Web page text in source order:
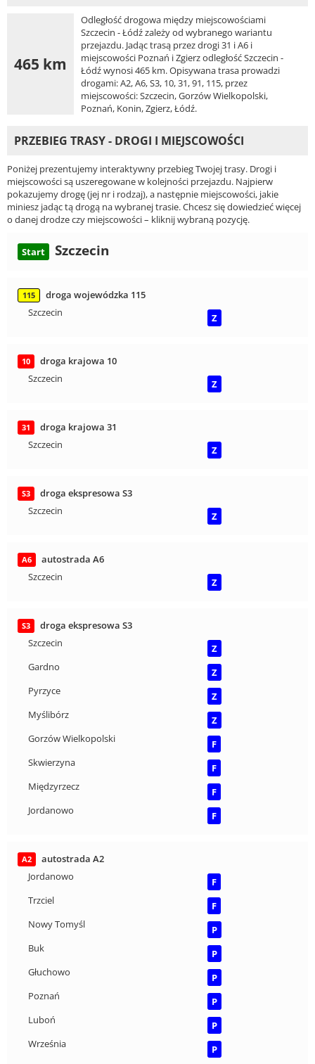
465 km
Odległość drogowa między miejscowościami
Szczecin - Łódź zależy od wybranego wariantu
przejazdu. Jadąc trasą przez drogi 31 i A6 i
miejscowości Poznań i Zgierz odległość Szczecin -
Łódź wynosi 465 km. Opisywana trasa prowadzi
drogami: A2, A6, S3, 10, 31, 91, 115, przez
miejscowości: Szczecin, Gorzów Wielkopolski,
Poznań, Konin, Zgierz, Łódź.
PRZEBIEG TRASY - DROGI I MIEJSCOWOŚCI
Poniżej prezentujemy interaktywny przebieg Twojej trasy. Drogi i
miejscowości są uszeregowane w kolejności przejazdu. Najpierw
pokazujemy drogę (jej nr i rodzaj), a następnie miejscowości, jakie
miniesz jadąc tą drogą na wybranej trasie. Chcesz się dowiedzieć więcej
o danej drodze czy miejscowości – kliknij wybraną pozycję.
Start Szczecin
115
droga wojewódzka 115
Szczecin
Z
10
droga krajowa 10
Szczecin
Z
31
droga krajowa 31
Szczecin
Z
S3
droga ekspresowa S3
Szczecin
Z
A6
autostrada A6
Szczecin
Z
S3
droga ekspresowa S3
Szczecin
Z
Gardno
Z
Pyrzyce
Z
Myślibórz
Z
Gorzów Wielkopolski
F
Skwierzyna
F
Międzyrzecz
F
Jordanowo
F
A2
autostrada A2
Jordanowo
F
Trzciel
F
Nowy Tomyśl
P
Buk
P
Głuchowo
P
Poznań
P
Luboń
P
Września
P